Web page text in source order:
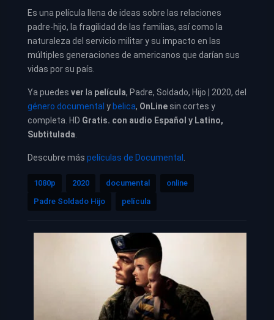
Es una película llena de ideas sobre las relaciones
padre-hijo, la fragilidad de las familias, así como la
naturaleza del servicio militar y su impacto en las
múltiples generaciones de americanos que darían sus
vidas por su país.
Ya puedes ver la película, Padre, Soldado, Hijo | 2020, del
género documental y belica, OnLine sin cortes y
completa. HD Gratis. con audio Español y Latino,
Subtitulada
Descubre más películas de Documental
1080p 2020 documental
online
Padre Soldado Hijo
película